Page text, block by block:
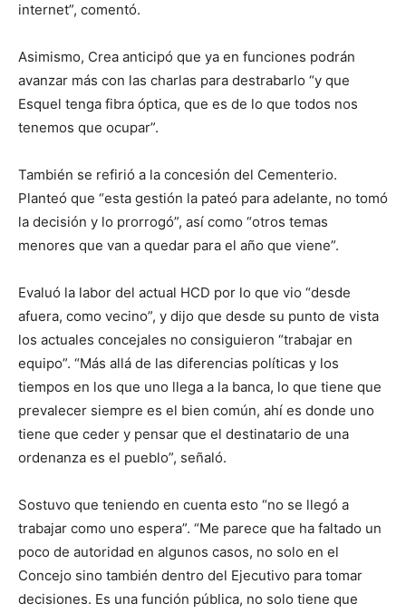
internet”, comentó.
Asimismo, Crea anticipó que ya en funciones podrán
avanzar más con las charlas para destrabarlo “y que
Esquel tenga fibra óptica, que es de lo que todos nos
tenemos que ocupar”.
También se refirió a la concesión del Cementerio.
Planteó que “esta gestión la pateó para adelante, no tomó
la decisión y lo prorrogó”, así como “otros temas
menores que van a quedar para el año que viene”.
Evaluó la labor del actual HCD por lo que vio “desde
afuera, como vecino”, y dijo que desde su punto de vista
los actuales concejales no consiguieron “trabajar en
equipo”. “Más allá de las diferencias políticas y los
tiempos en los que uno llega a la banca, lo que tiene que
prevalecer siempre es el bien común, ahí es donde uno
tiene que ceder y pensar que el destinatario de una
ordenanza es el pueblo”, señaló.
Sostuvo que teniendo en cuenta esto “no se llegó a
trabajar como uno espera”. “Me parece que ha faltado un
poco de autoridad en algunos casos, no solo en el
Concejo sino también dentro del Ejecutivo para tomar
decisiones. Es una función pública, no solo tiene que